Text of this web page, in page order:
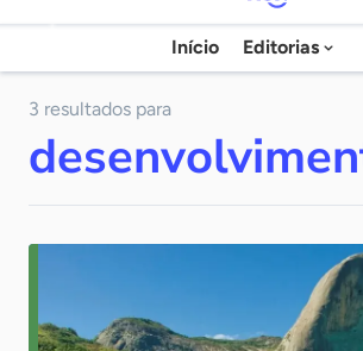
Início Editorias
3 resultados para